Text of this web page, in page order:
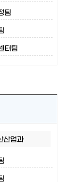
팀
터팀
산업과